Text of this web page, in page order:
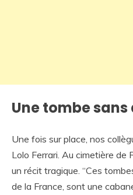
Une tombe
Une fois sur place, nos
Lolo Ferrari. Au cimetière de
un récit tragique. “Ces
de la France, sont une